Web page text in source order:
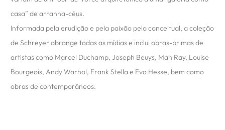
casa” de arranha-céus.
Informada pela erudição e pela paixão pelo conceitual, a coleção
de Schreyer abrange todas as mídias e inclui obras-primas de
artistas como Marcel Duchamp, Joseph Beuys, Man Ray, Louise
Bourgeois, Andy Warhol, Frank Stella e Eva Hesse, bem como
obras de contemporâneos.